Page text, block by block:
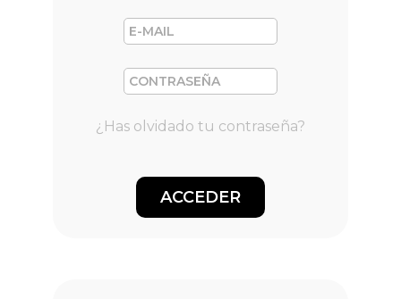
Ropa de trabajo
¿Has olvidado tu contraseña?